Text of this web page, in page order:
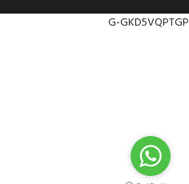
G-GKD5VQPTGP